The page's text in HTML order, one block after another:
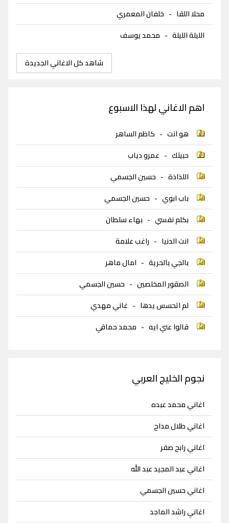
محلا اللقا - خلفان المعمري
الليلة الليلة - محمد يوسف
شاهد كل الاغاني الجديدة
اهم الاغاني لهذا الاسبوع
هو انت - كاظم الساهر
حبيتك - عمرو دياب
اللذاذة - حسين الجسمي
باب ابوي - حسين الجسمي
بكلم نفسي - بهاء سلطان
انت الدنيا - راغب علامة
بالجي بالحرية - امال ماهر
الصقور المخلصين - حسين الجسمي
لم اتحسس يدها - غاني مهدي
قالوا عني ايه - محمد حماقي
نجوم الخليج العربي
اغاني محمد عبده
اغاني طلال مداح
اغاني رابح صقر
اغاني عبد المجيد عبد الله
اغاني حسين الجسمي
اغاني راشد الماجد